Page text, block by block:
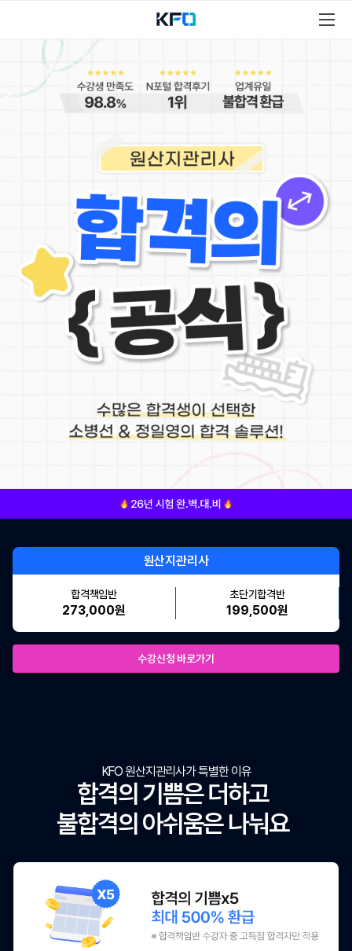
리
원산지관리사
합격책임반
273,000원
초단기합격반
199,500원
수강신청 바로가기
KFO 원산지관리사가 특별한 이유
합격의 기쁨은 더하고
불합격의 아쉬움은 나눠요